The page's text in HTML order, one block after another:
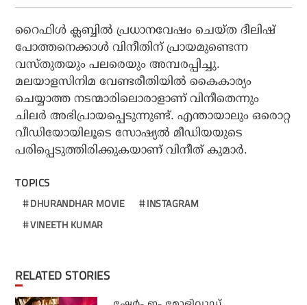
റൈഫിള്‍ ക്ലബ്ബില്‍ പ്രധാനവേഷം ചെയ്ത ദീലിഷ്
പോത്തനെക്കാള്‍ വിനീതിന് പ്രായമുണ്ടെന്ന
വസ്തുതയും പലരെയും അമ്പരപ്പിച്ചു.
മലയാളസിനിമ വേണ്ടരീതിയില്‍ കൈകാര്യം
ചെയ്യാത്ത നടന്മാരിലൊരാളാണ് വിനീതെന്നും
ചിലര്‍ അഭിപ്രായപ്പെടുന്നുണ്ട്. എന്തായാലും ഒരൊറ്റ
വീഡിയോയിലൂടെ സോഷ്യല്‍ മീഡിയയുടെ
പരിപ്പെടുത്തിരിക്കുകയാണ് വിനീത് കുമാര്‍.
TOPICS
DHURANDHAR MOVIE
INSTAGRAM
VINEETH KUMAR
RELATED STORIES